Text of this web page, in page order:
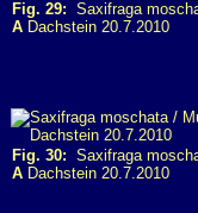
Fig. 29: Saxifraga
A Dachstein 20.7.2010
Fig. 30: Saxifraga
A Dachstein 20.7.2010